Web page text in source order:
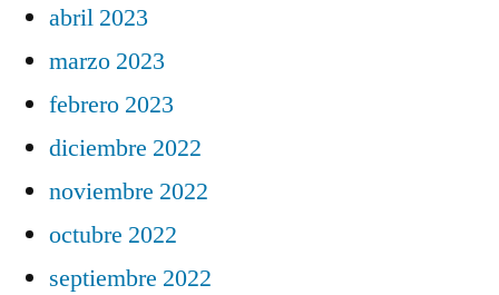
abril 2023
marzo 2023
febrero 2023
diciembre 2022
noviembre 2022
octubre 2022
septiembre 2022